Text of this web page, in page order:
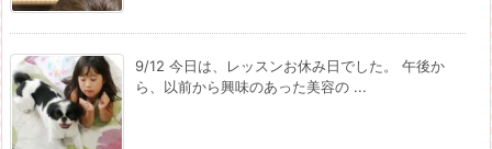
9/12 今日は、レッスンお休み日でした。 午後か
ら、以前から興味のあった美容の ...